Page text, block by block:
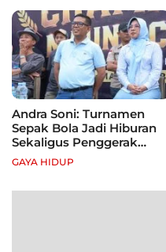
Andra Soni: Turnamen
Sepak Bola Jadi Hiburan
Sekaligus Penggerak
Ekonomi Rakyat
GAYA HIDUP